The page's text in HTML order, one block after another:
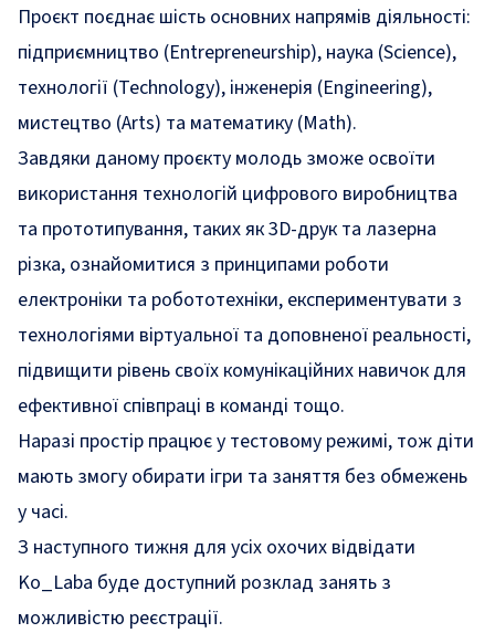
Проєкт поєднає шість основних напрямів діяльності:
підприємництво (Entrepreneurship), наука (Science),
технології (Technology), інженерія (Engineering),
мистецтво (Arts) та математику (Math).
Завдяки даному проєкту молодь зможе освоїти
використання технологій цифрового виробництва
та прототипування, таких як 3D-друк та лазерна
різка, ознайомитися з принципами роботи
електроніки та робототехніки, експериментувати з
технологіями віртуальної та доповненої реальності,
підвищити рівень своїх комунікаційних навичок для
ефективної співпраці в команді тощо.
Наразі простір працює у тестовому режимі, тож діти
мають змогу обирати ігри та заняття без обмежень
у часі.
З наступного тижня для усіх охочих відвідати
Ko_Laba буде доступний розклад занять з
можливістю реєстрації.